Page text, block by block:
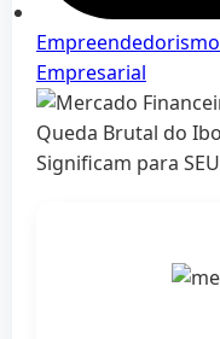
Empreendedorismo
Empresarial